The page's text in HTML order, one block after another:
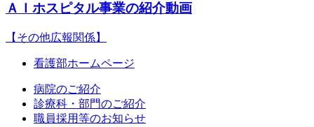
ＡＩホスピタル事業の紹介動画
【その他広報関係】
看護部ホームページ
病院のご紹介
診療科・部門のご紹介
職員採用等のお知らせ